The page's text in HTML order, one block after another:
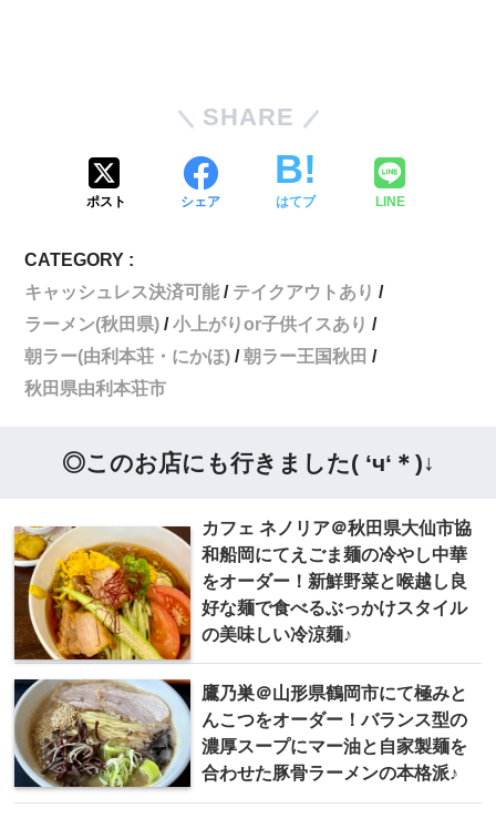
SHARE
ポスト シェア はてブ LINE
CATEGORY :
キャッシュレス決済可能
テイクアウトあり
ラーメン(秋田県)
小上がりor子供イスあり
朝ラー(由利本荘・にかほ)
朝ラー王国秋田
秋田県由利本荘市
◎このお店にも行きました( ‘ч‘＊)↓
カフェ ネノリア＠秋田県大仙市協
和船岡にてえごま麺の冷やし中華
をオーダー！新鮮野菜と喉越し良
好な麺で食べるぶっかけスタイル
の美味しい冷涼麺♪
鷹乃巣＠山形県鶴岡市にて極みと
んこつをオーダー！バランス型の
濃厚スープにマー油と自家製麺を
合わせた豚骨ラーメンの本格派♪